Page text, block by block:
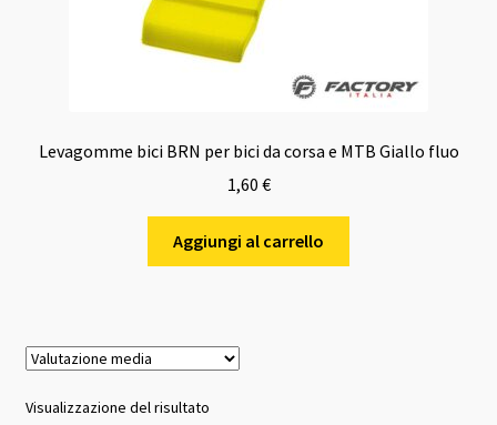
Levagomme bici BRN per bici da corsa e MTB Giallo fluo
1,60 €
Aggiungi al carrello
Visualizzazione del risultato